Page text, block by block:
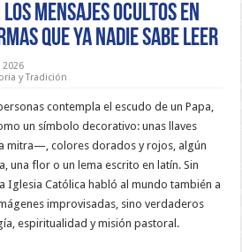
mensajes ocultos en
que ya nadie sabe leer
2026
y Tradición
contempla el escudo de un Papa,
un símbolo decorativo: unas llaves
mitra—, colores dorados y rojos, algún
una flor o un lema escrito en latín. Sin
Iglesia Católica habló al mundo también a
improvisadas, sino verdaderos
espiritualidad y misión pastoral.